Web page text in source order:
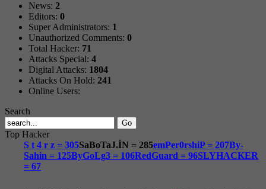
News: 2
Editors: 0
Super Administrators: 1
Unauthorized Comments: 0
Total Hacker: 71
Attacks Special: 4
Digital Attacks: 1804
Attacks On Hold: 241
Online Users:
Search
Top Hacker
S t 4 r z = 305SaBoTaJ.İN = 285emPer0rshiP = 207By-
Sahin = 125ByGoLg3 = 106RedGuard = 96SLYHACKER
= 67